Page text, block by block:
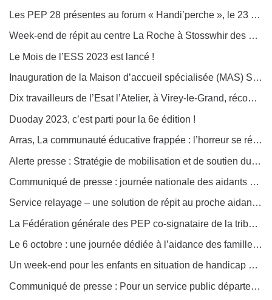
Les PEP 28 présentes au forum « Handi’perche », le 23 novembre à Arcisse
Week-end de répit au centre La Roche à Stosswhir des PEP Alsace
Le Mois de l’ESS 2023 est lancé !
Inauguration de la Maison d’accueil spécialisée (MAS) Simone Veil (Arpep Pays de La Loire)
Dix travailleurs de l’Esat l’Atelier, à Virey-le-Grand, récompensés (PEP 71)
Duoday 2023, c’est parti pour la 6e édition !
Arras, La communauté éducative frappée : l’horreur se répète ! Les PEP affirment leur solidarité et leur attachement à L’École de la République une et indivisible
Alerte presse : Stratégie de mobilisation et de soutien du gouvernement pour les aidants « Au-delà du soutien aux aidants, garantissons un droit au relai pour tous »
Communiqué de presse : journée nationale des aidants – La Fédération générale des PEP s’engage pour un droit au relai pour tous
Service relayage – une solution de répit au proche aidant pour les PEP CBFC
La Fédération générale des PEP co-signataire de la tribune du Pacte Progressiste sur la fin de vie
Le 6 octobre : une journée dédiée à l’aidance des famille (PEP 14)
Un week-end pour les enfants en situation de handicap à Montmartin-sur-Mer (PEP 50)
Communiqué de presse : Pour un service public départemental de l’autonomie (SPDA) efficient !